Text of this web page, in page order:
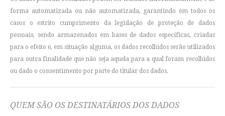
forma automatizada ou não automatizada, garantindo em todos os
casos o estrito cumprimento da legislação de proteção de dados
pessoais, sendo armazenados em bases de dados específicas, criadas
para o efeito e, em situação alguma, os dados recolhidos serão utilizados
para outra finalidade que não seja aquela para a qual foram recolhidos
ou dado o consentimento por parte do titular dos dados.
QUEM SÃO OS DESTINATÁRIOS DOS DADOS